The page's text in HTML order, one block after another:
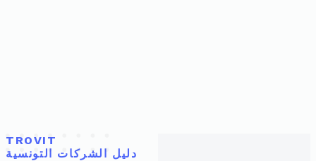
TROVIT
دليل الشركات التونسية